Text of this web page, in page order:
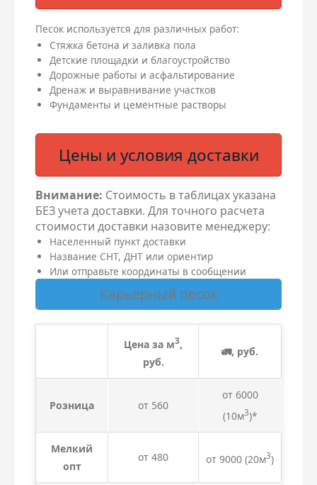
Песок используется для различных работ:
Стяжка бетона и заливка пола
Детские площадки и благоустройство
Дорожные работы и асфальтирование
Дренаж и выравнивание участков
Фундаменты и цементные растворы
Цены и условия доставки
Внимание: Стоимость в таблицах указана
БЕЗ учета доставки. Для точного расчета
стоимости доставки назовите менеджеру:
Населенный пункт доставки
Название СНТ, ДНТ или ориентир
Или отправьте координаты в сообщении
Карьерный песок
Цена за м3,
руб.
🚛, руб.
Розница от 560
от 6000
(10м3)*
Мелкий
опт
от 480 от 9000 (20м3)